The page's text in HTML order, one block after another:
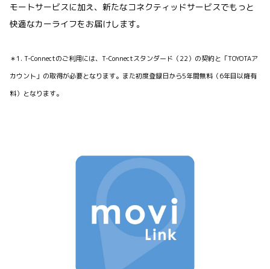
モートサービスに加え、新たなコネクティッドサービスでもっと
快適なカーライフをお届けします。
＊1. T-Connectのご利用には、T-Connectスタンダード（22）の契約と「TOYOTAア
カウント」の取得が必要となります。また初度登録日から5年間無料（6年目以降有
料）となります。